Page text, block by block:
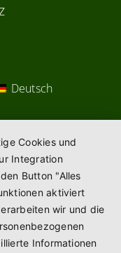
Deutsch
Cookies und
Integration
Button "Alles
aktiviert
wir und die
Informationen